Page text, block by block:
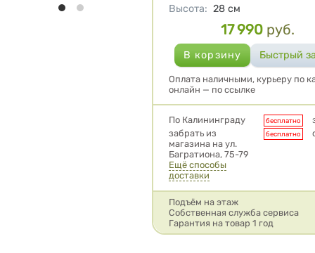
Высота: 28 см
Цена
17 990 руб.
Оплата наличными, курьеру по
онлайн — по ссылке
Условия доставки
По Калининграду бесплатно
забрать из
магазина на ул.
Багратиона, 75-79
бесплатно
Ещё способы
доставки
Подъём на этаж
Собственная служба сервиса
Гарантия на товар 1 год